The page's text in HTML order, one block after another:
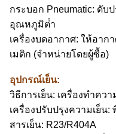
กระบอก Pneumatic: ดับ
อุณหภูมิต่ํา
เครื่องบดอากาศ: ให้อา
เมติก (จําหน่ายโดยผู้ซื้อ)
อุปกรณ์เย็น:
วิธีการเย็น: เครื่องทําคว
เครื่องปรับปรุงความเย็น
สารเย็น: R23/R404A